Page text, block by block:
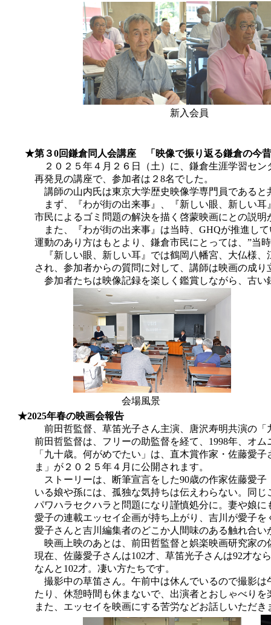
新入会員 小田切
★第３0回鎌倉同人会講座「映像で振り返る鎌倉の今
２０２５年４月２６日（土）に、鎌倉生涯学習センタ
再発見の講座で、参加者は２8名でした。
講師の山内氏は東京大学歴史映像学専門員であると共
まず、『わが街の出来事』、『新しい眼、新しい耳』
市民によるゴミ問題の解決を描く啓蒙映画にとの説明
また、『わが街の出来事』は当時、GHQが推進してい
運動のあり方はもとより、鎌倉市民にとっては、”当時
『新しい眼、新しい耳』では鶴岡八幡宮、大仏様、江
され、参加者からの質問に対して、講師は映画の成り
参加者たちは映像記録を楽しく鑑賞しながら、古い鎌
会場風景 鎌倉
★2025年春の映画会報告
前田哲監督、草笛光子さん主演、唐沢寿明共演の「九
前田哲監督は、フリーの助監督を経て、1998年、オム
「九十歳。何がめでたい」は、直木賞作家・佐藤愛子さ
ま」が２０２５年４月に公開されます。
ストーリーは、断筆宣言をした90歳の作家佐藤愛子（
いる娘や孫には、孤独な気持ちは伝えわらない。同じこ
パワハラセクハラと問題になり謹慎処分に。妻や娘にも
愛子の連載エッセイ企画が持ち上がり、吉川が愛子をく
愛子さんと吉川編集者のどこか人間味のある触れ合いが
映画上映のあとは、前田哲監督と娯楽映画研究家の佐
現在、佐藤愛子さんは102才、草笛光子さんは92才な
なんと102才。凄い方たちです。
撮影中の草笛さん。午前中は休んでいるので撮影は午
たり、休憩時間も休まないで、出演者とおしゃべりを
また、エッセイを映画にする苦労などお話しいただき